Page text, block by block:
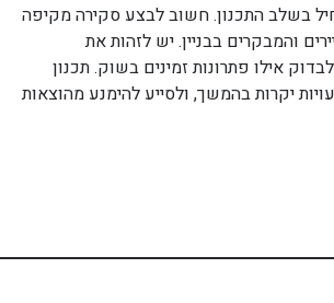
בשלב התכנון. חשוב לבצע סקירה מקיפה
והמבקרים בבניין. יש לזהות את
אילו פתרונות זמינים בשוק. תכנון
יקרות בהמשך, ולסייע להימנע מהוצאות